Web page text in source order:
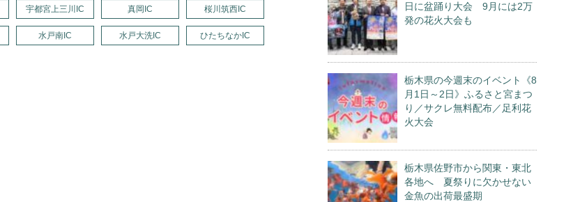
宇都宮上三川IC 真岡IC 桜川筑西IC
水戸南IC 水戸大洗IC ひたちなかIC
日に盆踊り大会 9月には2万
発の花火大会も
栃木県の今週末のイベント《8
月1日～2日》ふるさと宮まつ
り／サクレ無料配布／足利花
火大会
栃木県佐野市から関東・東北
各地へ 夏祭りに欠かせない
金魚の出荷最盛期